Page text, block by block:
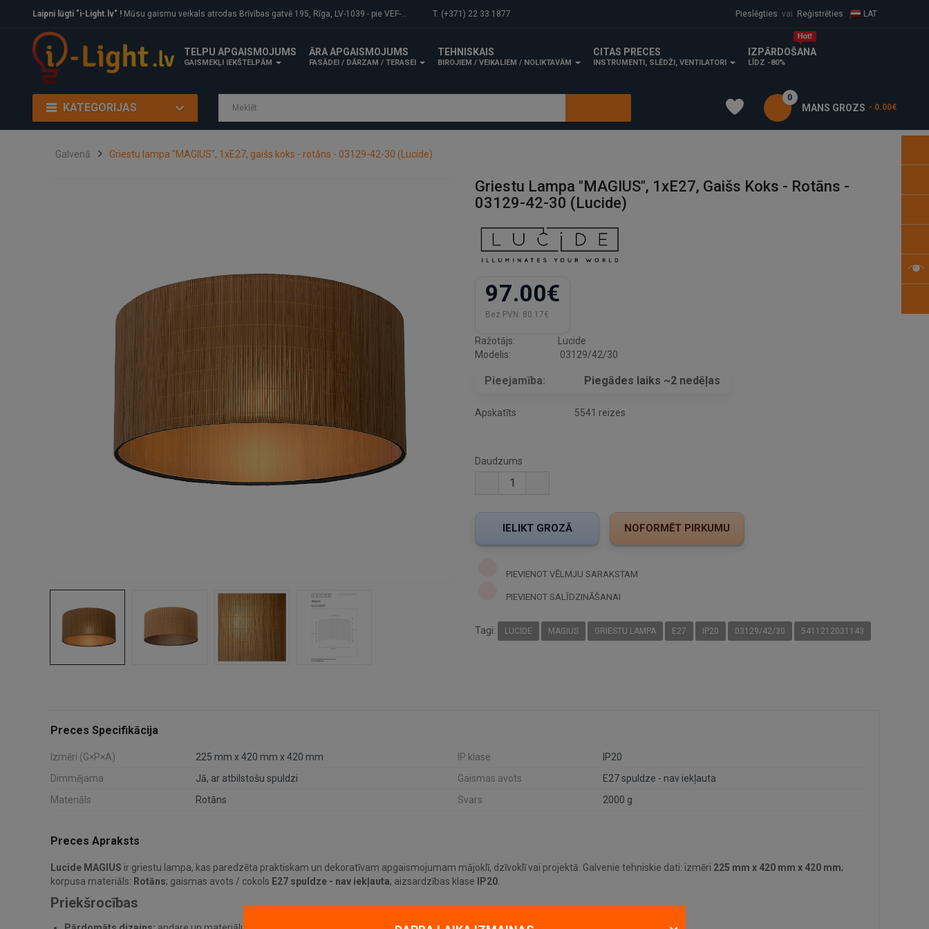
Laipni lūgti "i-Light.lv" ! Mūsu gaismu veikals atrodas Brīvības gatvē 195, Rīga, LV-1039 - pie VEF-Gaisa tilta. T. (+371) 22 33 1877 Pieslēgties vai Reģistrēties LAT
TELPU APGAISMOJUMS
GAISMEKĻI IEKŠTELPĀM
ĀRA APGAISMOJUMS
FASĀDEI / DĀRZAM / TERASEI
TEHNISKAIS
BIROJIEM / VEIKALIEM / NOLIKTAVĀM
CITAS PRECES
INSTRUMENTI, SLĒDŽI, VENTILATORI
IZPĀRDOŠANA
LĪDZ -80%
KATEGORIJAS MANS GROZS
0
- 0.00€
Galvenā Griestu lampa "MAGIUS", 1xE27, gaišs koks - rotāns - 03129-42-30 (Lucide)
Griestu Lampa "MAGIUS", 1xE27, Gaišs Koks - Rotāns -
03129-42-30 (Lucide)
97.00€
Bez PVN: 80.17€
Ražotājs:
Lucide
Modelis:
03129/42/30
Pieejamība: Piegādes laiks ~2 nedēļas
Apskatīts 5541 reizes
Daudzums
PIEVIENOT VĒLMJU SARAKSTAM
PIEVIENOT SALĪDZINĀŠANAI
Tagi: LUCIDE MAGIUS GRIESTU LAMPA E27 IP20 03129/42/30 5411212031143
Preces Specifikācija
Izmēri (G×P×A) 225 mm x 420 mm x 420 mm IP klase
IP20
Dimmējama
Jā, ar atbilstošu spuldzi Gaismas avots
E27 spuldze - nav iekļauta
Materiāls
Rotāns Svars 2000 g
Preces Apraksts
Lucide MAGIUS ir griestu lampa, kas paredzēta praktiskam un dekoratīvam apgaismojumam mājoklī, dzīvoklī vai projektā. Galvenie tehniskie dati: izmēri 225 mm x 420 mm x 420 mm;
korpusa materiāls: Rotāns; gaismas avots / cokols E27 spuldze - nav iekļauta; aizsardzības klase IP20
Priekšrocības